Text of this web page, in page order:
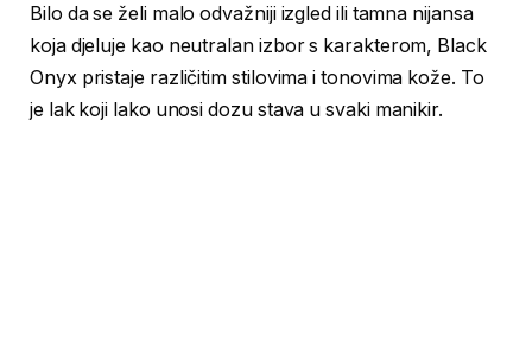
Bilo da se želi malo odvažniji izgled ili tamna nijansa
koja djeluje kao neutralan izbor s karakterom, Black
Onyx pristaje različitim stilovima i tonovima kože. To
je lak koji lako unosi dozu stava u svaki manikir.